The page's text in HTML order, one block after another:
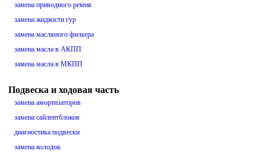
замена приводного ремня
замена жидкости гур
замена масляного фильтра
замена масла в АКПП
замена масла в МКПП
Подвеска и ходовая часть
замена амортизаторов
замена сайлентблоков
диагностика подвески
замена колодок